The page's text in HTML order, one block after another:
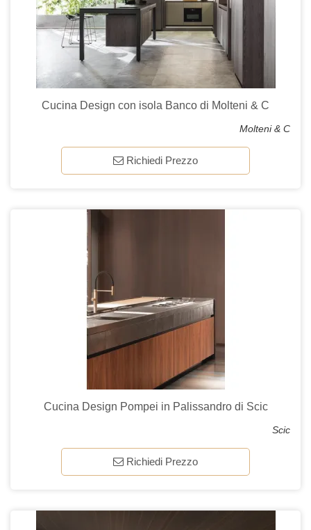
Cucina Design con isola Banco di Molteni & C
Molteni & C
Richiedi Prezzo
Cucina Design Pompei in Palissandro di Scic
Scic
Richiedi Prezzo